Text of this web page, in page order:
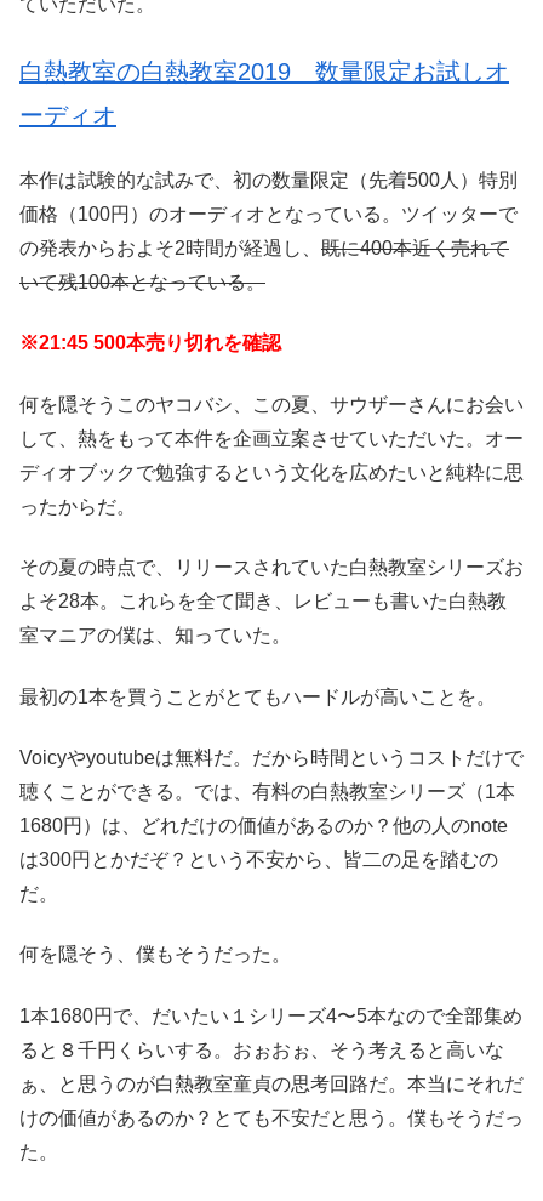
ていただいた。
白熱教室の白熱教室2019 数量限定お試しオ
ーディオ
本作は試験的な試みで、初の数量限定（先着500人）特別
価格（100円）のオーディオとなっている。ツイッターで
の発表からおよそ2時間が経過し、 既に400本近く売れて
いて残100本となっている。
※21:45 500本売り切れを確認
何を隠そうこのヤコバシ、この夏、サウザーさんにお会い
して、熱をもって本件を企画立案させていただいた。オー
ディオブックで勉強するという文化を広めたいと純粋に思
ったからだ。
その夏の時点で、リリースされていた白熱教室シリーズお
よそ28本。これらを全て聞き、レビューも書いた白熱教
室マニアの僕は、知っていた。
最初の1本を買うことがとてもハードルが高いことを。
Voicyやyoutubeは無料だ。だから時間というコストだけで
聴くことができる。では、有料の白熱教室シリーズ（1本
1680円）は、どれだけの価値があるのか？他の人のnote
は300円とかだぞ？という不安から、皆二の足を踏むの
だ。
何を隠そう、僕もそうだった。
1本1680円で、だいたい１シリーズ4〜5本なので全部集め
ると８千円くらいする。おぉおぉ、そう考えると高いな
ぁ、と思うのが白熱教室童貞の思考回路だ。本当にそれだ
けの価値があるのか？とても不安だと思う。僕もそうだっ
た。